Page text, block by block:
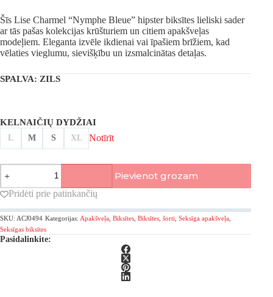
Šīs Lise Charmel “Nymphe Bleue” hipster biksītes lieliski sader
ar tās pašas kolekcijas krūšturiem un citiem apakšveļas
modeļiem. Eleganta izvēle ikdienai vai īpašiem brīžiem, kad
vēlaties vieglumu, sievišķību un izsmalcinātas detaļas.
SPALVA: ZILS
KELNAIČIŲ DYDŽIAI
L M S XL Notīrīt
Lise
Charmel,
Nymphe
Bleue
hipster
biksītes
daudzums
Pievienot grozam
Pridėti prie patinkančių
SKU: ACJ0494 Kategorijas: Apakšveļa Biksītes Biksītes, šorti Seksīga apakšveļa
Seksīgas biksītes
Pasidalinkite: